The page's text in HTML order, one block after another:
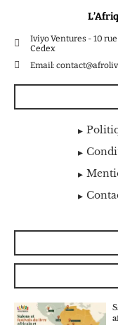
Iviyo Ventures - 10
Cedex
Email: